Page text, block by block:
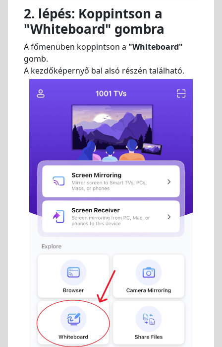
2. lépés: Koppintson a
"Whiteboard" gombra
A főmenüben koppintson a "Whiteboard"
gomb.
A kezdőképernyő bal alsó részén található.